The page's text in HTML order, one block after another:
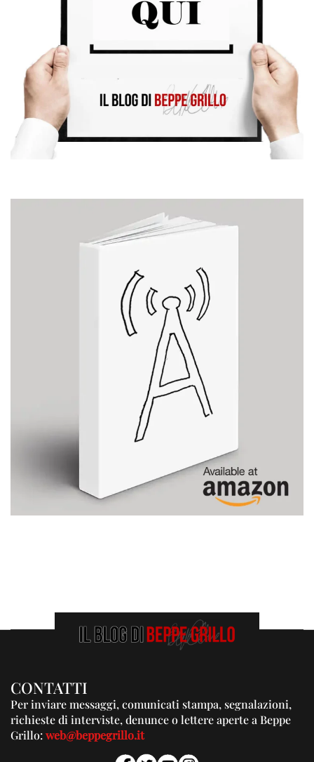
CONTATTI
Per inviare messaggi, comunicati stampa, segnalazioni,
richieste di interviste, denunce o lettere aperte a Beppe
Grillo:web@beppegrillo.it